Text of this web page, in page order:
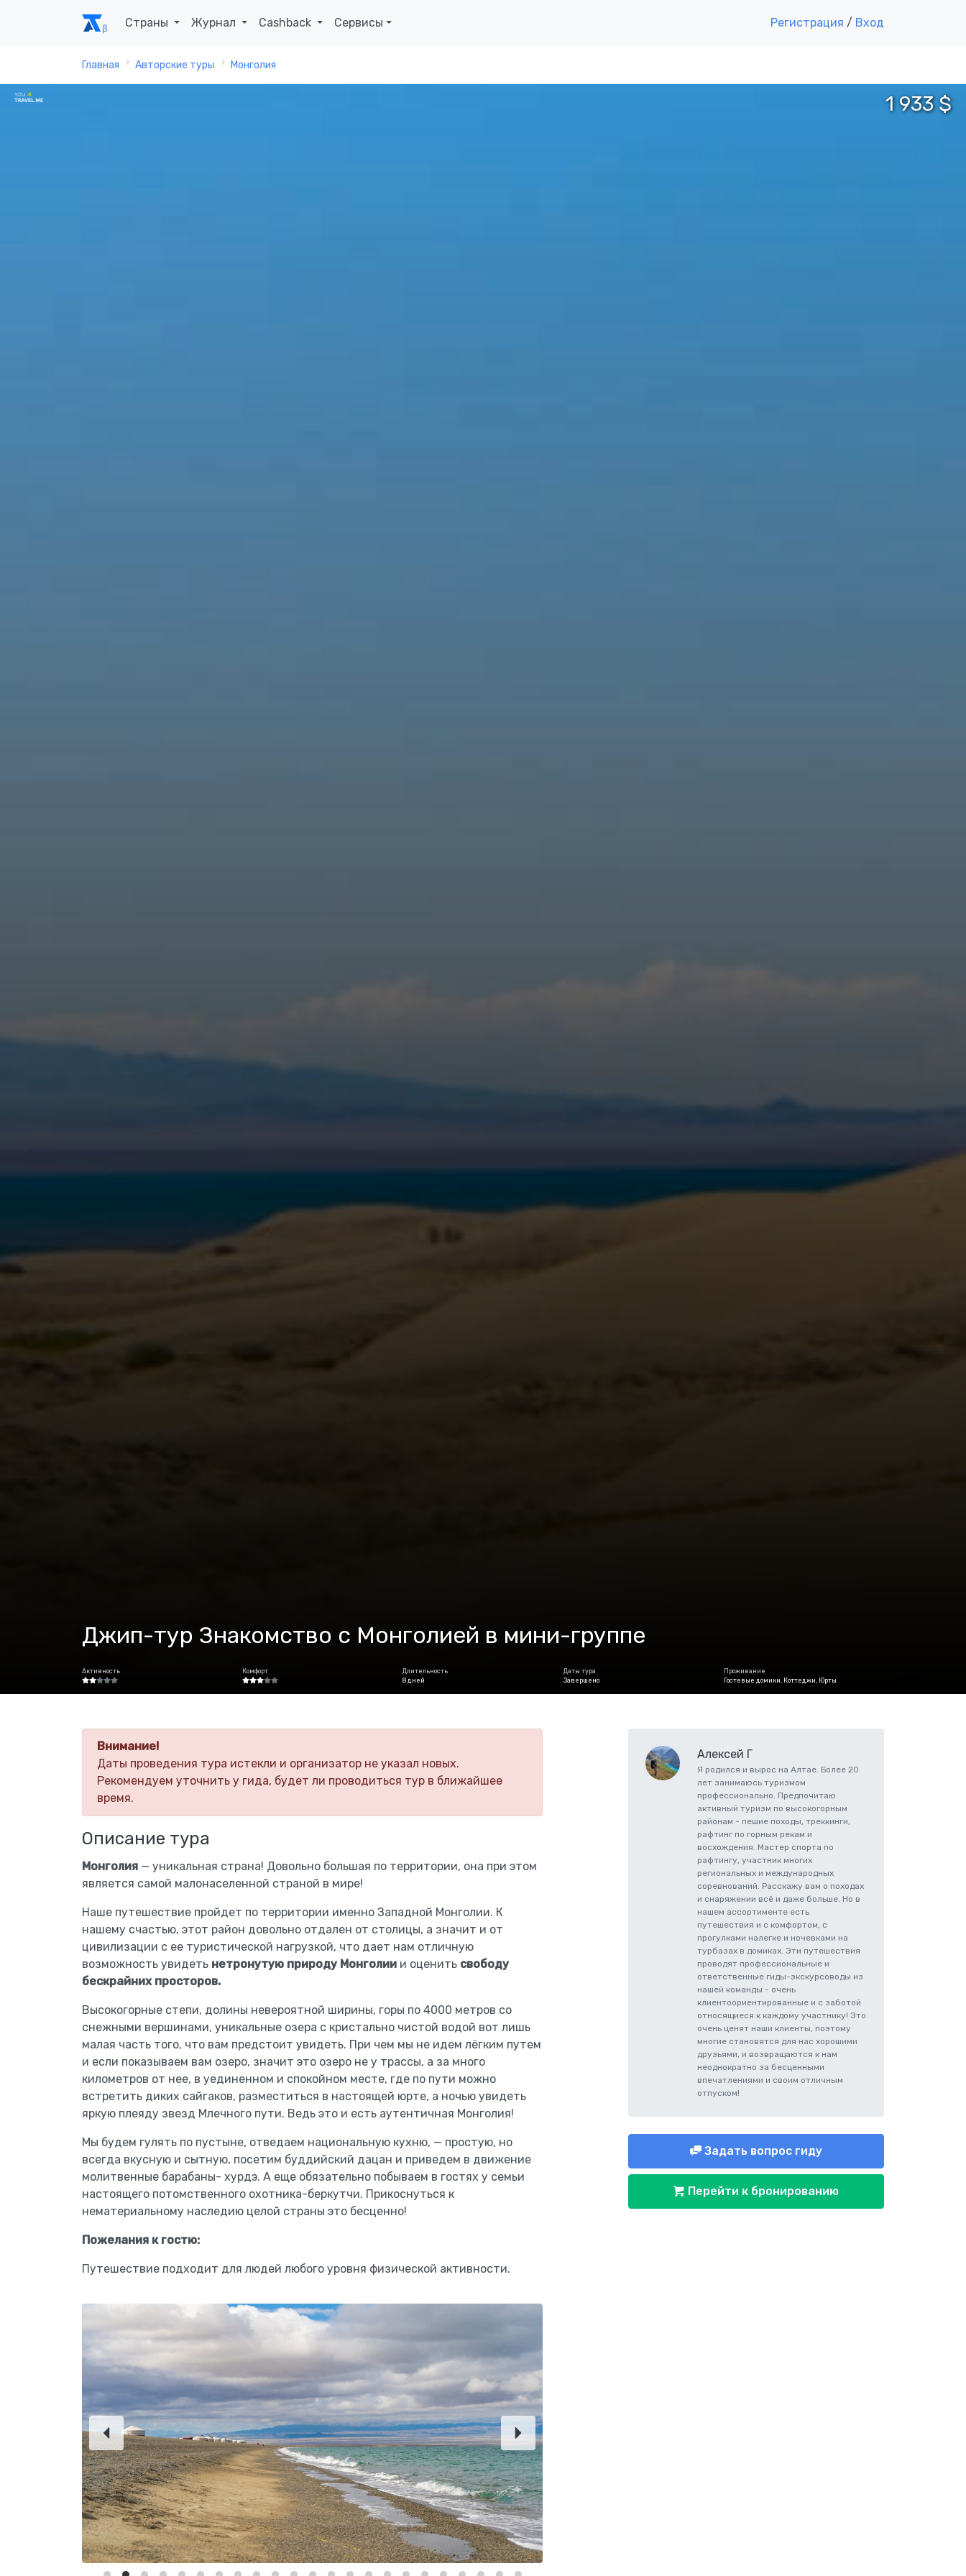
Страны Журнал Cashback Сервисы Регистрация / Вход
Главная Авторские туры Монголия
1 933 $
Джип-тур Знакомство с Монголией в мини-группе
Активность Комфорт
Длительность
8 дней
Даты тура
Завершено
Проживание
Гостевые домики, Коттеджи, Юрты
Внимание!
Даты проведения тура истекли и организатор не указал новых.
Рекомендуем уточнить у гида, будет ли проводиться тур в ближайшее
время.
Описание тура
Монголия — уникальная страна! Довольно большая по территории, она при этом
является самой малонаселенной страной в мире!
Наше путешествие пройдет по территории именно Западной Монголии. К
нашему счастью, этот район довольно отдален от столицы, а значит и от
цивилизации с ее туристической нагрузкой, что дает нам отличную
возможность увидеть нетронутую природу Монголии и оценить свободу
бескрайних просторов.
Высокогорные степи, долины невероятной ширины, горы по 4000 метров со
снежными вершинами, уникальные озера с кристально чистой водой вот лишь
малая часть того, что вам предстоит увидеть. При чем мы не идем лёгким путем
и если показываем вам озеро, значит это озеро не у трассы, а за много
километров от нее, в уединенном и спокойном месте, где по пути можно
встретить диких сайгаков, разместиться в настоящей юрте, а ночью увидеть
яркую плеяду звезд Млечного пути. Ведь это и есть аутентичная Монголия!
Мы будем гулять по пустыне, отведаем национальную кухню, — простую, но
всегда вкусную и сытную, посетим буддийский дацан и приведем в движение
молитвенные барабаны- хурдэ. А еще обязательно побываем в гостях у семьи
настоящего потомственного охотника-беркутчи. Прикоснуться к
нематериальному наследию целой страны это бесценно!
Пожелания к гостю:
Путешествие подходит для людей любого уровня физической активности.
Алексей Г
Я родился и вырос на Алтае. Более 20
лет занимаюсь туризмом
профессионально. Предпочитаю
активный туризм по высокогорным
районам - пешие походы, треккинги,
рафтинг по горным рекам и
восхождения. Мастер спорта по
рафтингу, участник многих
региональных и международных
соревнований. Расскажу вам о походах
и снаряжении всё и даже больше. Но в
нашем ассортименте есть
путешествия и с комфортом, с
прогулками налегке и ночевками на
турбазах в домиках. Эти путешествия
проводят профессиональные и
ответственные гиды-экскурсоводы из
нашей команды - очень
клиентоориентированные и с заботой
относящиеся к каждому участнику! Это
очень ценят наши клиенты, поэтому
многие становятся для нас хорошими
друзьями, и возвращаются к нам
неоднократно за бесценными
впечатлениями и своим отличным
отпуском!
Задать вопрос гиду
Перейти к бронированию